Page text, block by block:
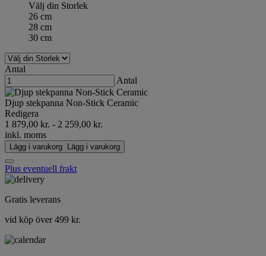
Välj din Storlek
26 cm
28 cm
30 cm
Antal
Antal
Djup stekpanna Non-Stick Ceramic
Redigera
1 879,00 kr. - 2 259,00 kr.
inkl. moms
Lägg i varukorg Lägg i varukorg
Plus eventuell frakt
Gratis leverans
vid köp över 499 kr.